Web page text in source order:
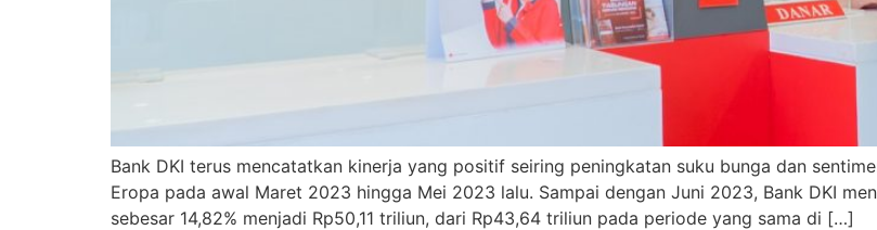
Bank DKI terus mencatatkan kinerja yang positif seiring peningkatan suku bunga dan
Eropa pada awal Maret 2023 hingga Mei 2023 lalu. Sampai dengan Juni 2023, Bank DKI
sebesar 14,82% menjadi Rp50,11 triliun, dari Rp43,64 triliun pada periode yang sama di […]